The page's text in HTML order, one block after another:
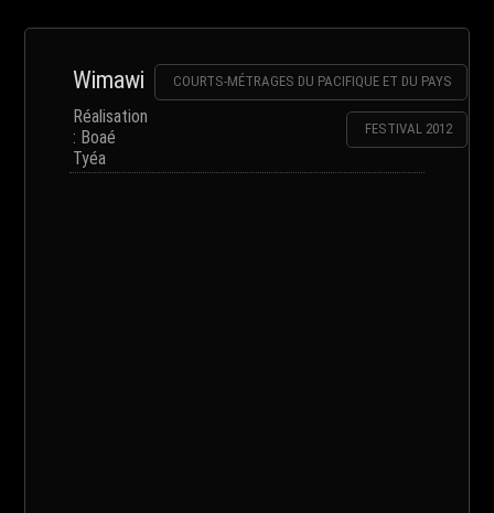
Wimawi
Réalisation
: Boaé
Tyéa
COURTS-MÉTRAGES DU PACIFIQUE ET DU PAYS
FESTIVAL 2012